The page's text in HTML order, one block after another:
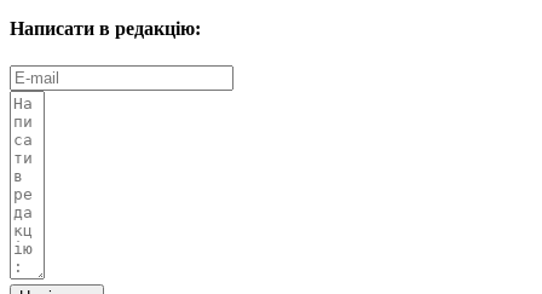
Написати в редакцію: